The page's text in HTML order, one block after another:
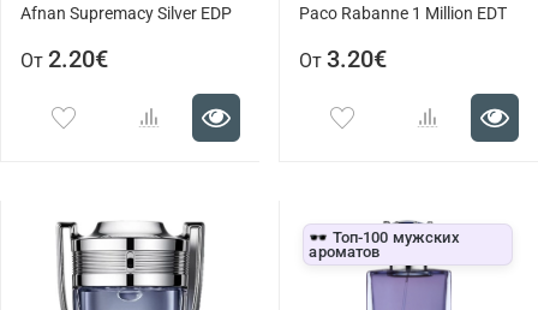
Afnan Supremacy Silver EDP
От 2.20€
Paco Rabanne 1 Million EDT
От 3.20€
🕶️ Топ-100 мужских
ароматов